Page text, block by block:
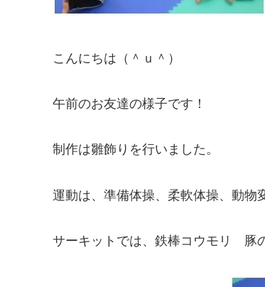
こんにちは（＾ｕ＾）
午前のお友達の様子です！
制作は雛飾りを行いました。
運動は、準備体操、柔軟体操、動物
サーキットでは、鉄棒コウモリ